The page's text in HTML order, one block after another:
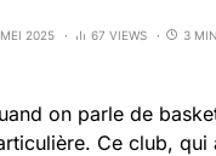
2025 67 VIEWS 3
on parle de
Ce club, qui